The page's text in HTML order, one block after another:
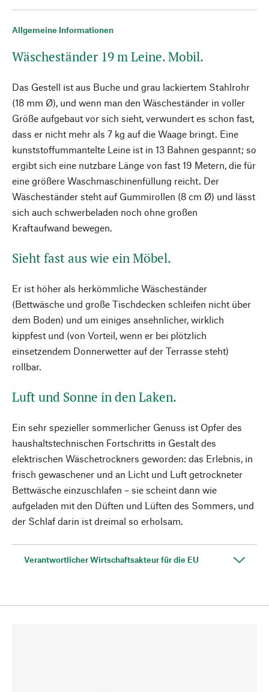
Allgemeine Informationen
Wäscheständer 19 m Leine. Mobil.
Das Gestell ist aus Buche und grau lackiertem Stahlrohr
(18 mm Ø), und wenn man den Wäscheständer in voller
Größe aufgebaut vor sich sieht, verwundert es schon fast,
dass er nicht mehr als 7 kg auf die Waage bringt. Eine
kunststoffummantelte Leine ist in 13 Bahnen gespannt; so
ergibt sich eine nutzbare Länge von fast 19 Metern, die für
eine größere Waschmaschinenfüllung reicht. Der
Wäscheständer steht auf Gummirollen (8 cm Ø) und lässt
sich auch schwerbeladen noch ohne großen
Kraftaufwand bewegen.
Sieht fast aus wie ein Möbel.
Er ist höher als herkömmliche Wäscheständer
(Bettwäsche und große Tischdecken schleifen nicht über
dem Boden) und um einiges ansehnlicher, wirklich
kippfest und (von Vorteil, wenn er bei plötzlich
einsetzendem Donnerwetter auf der Terrasse steht)
rollbar.
Luft und Sonne in den Laken.
Ein sehr spezieller sommerlicher Genuss ist Opfer des
haushaltstechnischen Fortschritts in Gestalt des
elektrischen Wäschetrockners geworden: das Erlebnis, in
frisch gewaschener und an Licht und Luft getrockneter
Bettwäsche einzuschlafen – sie scheint dann wie
aufgeladen mit den Düften und Lüften des Sommers, und
der Schlaf darin ist dreimal so erholsam.
Verantwortlicher Wirtschaftsakteur für die EU